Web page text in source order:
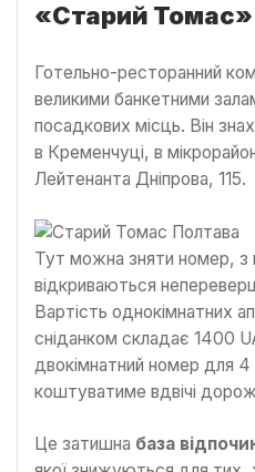
«Старий Томас»
Готельно-ресторанний
великими банкетними
посадкових місць. Він
в Кременчуці, в
Лейтенанта Дніпрова, 115.
Тут можна зняти номер, з
відкриваються
Вартість однокімнатних
сніданком складає 1400
двокімнатний номер для 4
коштуватиме вдвічі
Це затишна база